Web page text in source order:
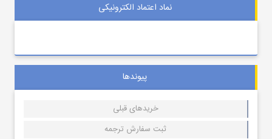
نماد اعتماد الکترونیکی
پیوندها
خریدهای قبلی
ثبت سفارش ترجمه